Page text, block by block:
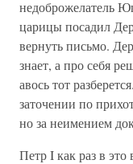
недоброжелатель
царицы посадил
вернуть письмо.
знает, а про себя
авось тот
заточении по
но за неимением
Петр I как раз в